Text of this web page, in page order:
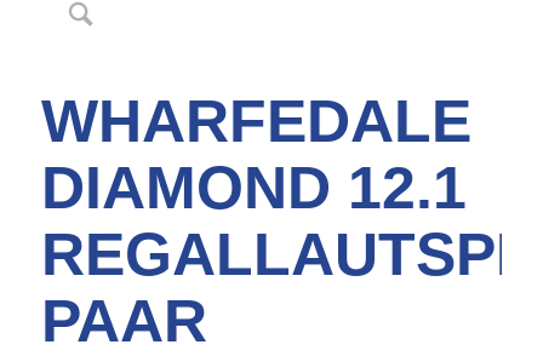
WHARFEDALE
DIAMOND 12.1
PAAR